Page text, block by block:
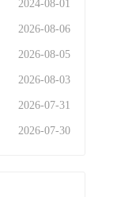
2024-08-01
2026-08-06
2026-08-05
2026-08-03
2026-07-31
2026-07-30